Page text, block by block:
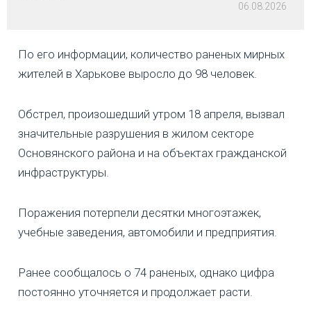
06.08.2026
По его информации, количество раненых мирных
жителей в Харькове выросло до 98 человек.
Обстрел, произошедший утром 18 апреля, вызвал
значительные разрушения в жилом секторе
Основянского района и на объектах гражданской
инфраструктуры.
Поражения потерпели десятки многоэтажек,
учебные заведения, автомобили и предприятия.
Ранее сообщалось о 74 раненых, однако цифра
постоянно уточняется и продолжает расти.